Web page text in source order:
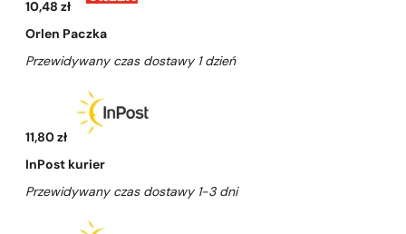
10,48 zł
Orlen Paczka
Przewidywany czas dostawy 1 dzień
11,80 zł
InPost kurier
Przewidywany czas dostawy 1-3 dni